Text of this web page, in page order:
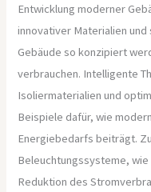
Entwicklung moderner
innovativer Materialien
Gebäude so konzipiert
verbrauchen. Intelligente
Isoliermaterialien und
Beispiele dafür, wie
Energiebedarfs beiträgt.
Beleuchtungssysteme,
Reduktion des